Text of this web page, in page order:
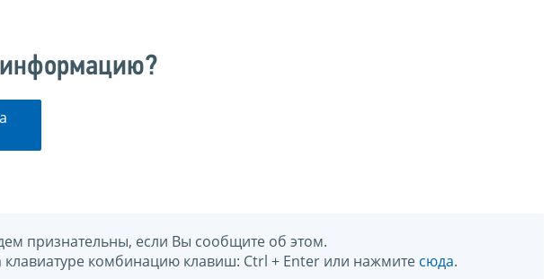
признательны, если Вы сообщите об этом.
комбинацию клавиш: Ctrl + Enter или нажмите сюда.